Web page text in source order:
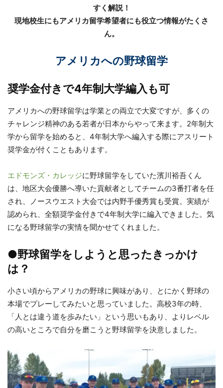
すく解説！
現地校生にもアメリカ留学希望者にも役立つ情報がたくさ
ん。
アメリカへの野球留学
奨学金付きで4年制大学編入も可
アメリカへの野球留学は学業との両立で大変ですが、多くの
チャレンジ精神のある若者が日本からやって来ます。2年制大
学から留学を始めると、4年制大学へ編入する際にアスリート
奨学金が付くこともあります。
エドモンズ・カレッジに野球留学をしていた濱川裕吾くん
は、地区大会優勝へ導いた貢献者としてチームの3番打者を任
され、ノースウエスト大会では内野手優秀賞も受賞。実績が
認められ、全額奨学金付きで4年制大学に編入できました。気
になる野球留学の実情を聞かせてくれました。
●野球留学をしようと思ったきっかけ
は？
小さい頃からアメリカの野球に興味があり、とにかく野球の
本場でプレーしてみたいと思っていました。高校3年の時、
「人とは違う道を歩みたい」という思いもあり、よりレベル
の高いところで自分を磨こうと野球留学を決意しました。